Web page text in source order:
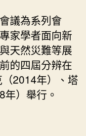
議為系列會
家學者面向新
天然災難等展
的四屆分辨在
2014年）、塔
）舉行。